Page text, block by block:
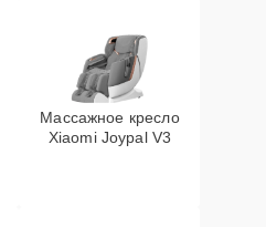
Массажное кресло
Xiaomi Joypal V3